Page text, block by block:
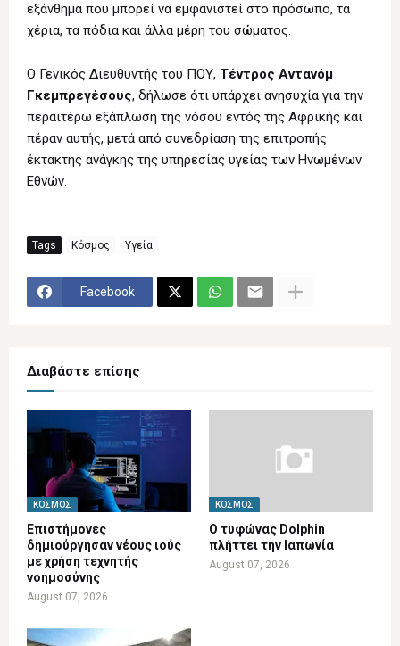
εξάνθημα που μπορεί να εμφανιστεί στο πρόσωπο, τα
χέρια, τα πόδια και άλλα μέρη του σώματος.
Ο Γενικός Διευθυντής του ΠΟΥ, Τέντρος Αντανόμ
Γκεμπρεγέσους, δήλωσε ότι υπάρχει ανησυχία για την
περαιτέρω εξάπλωση της νόσου εντός της Αφρικής και
πέραν αυτής, μετά από συνεδρίαση της επιτροπής
έκτακτης ανάγκης της υπηρεσίας υγείας των Ηνωμένων
Εθνών.
Tags Κόσμος Υγεία
Facebook
Διαβάστε επίσης
ΚΌΣΜΟΣ
Επιστήμονες
δημιούργησαν νέους ιούς
με χρήση τεχνητής
νοημοσύνης
August 07, 2026
ΚΌΣΜΟΣ
Ο τυφώνας Dolphin
πλήττει την Ιαπωνία
August 07, 2026